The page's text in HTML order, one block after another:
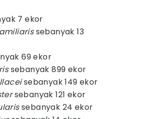
7 ekor
sebanyak 13
69 ekor
sebanyak 899 ekor
sebanyak 149 ekor
sebanyak 121 ekor
sebanyak 24 ekor